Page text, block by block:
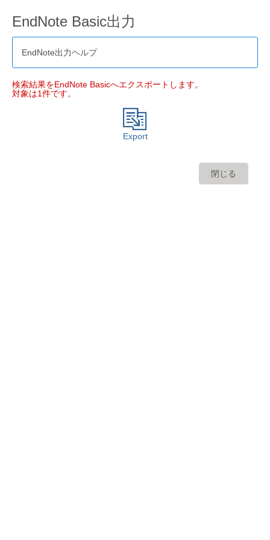
EndNote Basic出力
EndNote出力ヘルプ
検索結果をEndNote Basicへエクスポートします。
対象は1件です。
Export